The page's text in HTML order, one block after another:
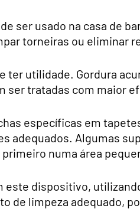
ser usado na casa de
torneiras ou eliminar
ter utilidade. Gordura
ser tratadas com maior
específicas em
adequados. Algumas
numa área
este dispositivo,
de limpeza adequado,